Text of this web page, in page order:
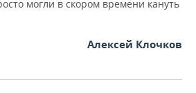
могли в скором времени кануть
Алексей Клочков